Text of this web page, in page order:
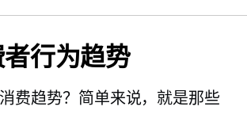
行为趋势
费趋势？简单来说，就是那些